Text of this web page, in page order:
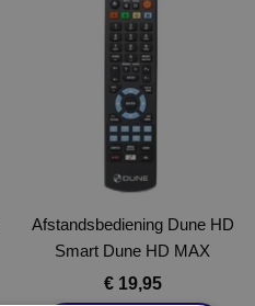
Afstandsbediening Dune HD
Smart Dune HD MAX
€19,95
product
heeft
meerdere
variaties.
Deze
optie
kan
gekozen
worden
op
de